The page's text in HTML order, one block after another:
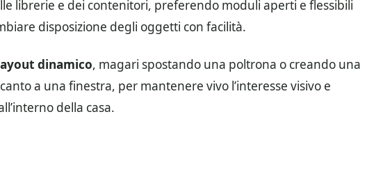
librerie e dei contenitori, preferendo moduli aperti e flessibili
disposizione degli oggetti con facilità.
dinamico, magari spostando una poltrona o creando una
a una finestra, per mantenere vivo l’interesse visivo e
della casa.